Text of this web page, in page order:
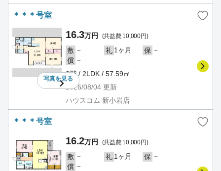
＊＊＊号室
写真を見る
16.3万円 (共益費 10,000円)
敷 － 礼 1ヶ月 保 －
償 －
2階 / 2LDK / 57.59㎡
2026/08/04 更新
ハウスコム 新小岩店
＊＊＊号室
16.2万円 (共益費 10,000円)
敷 － 礼 1ヶ月 保 －
償 －